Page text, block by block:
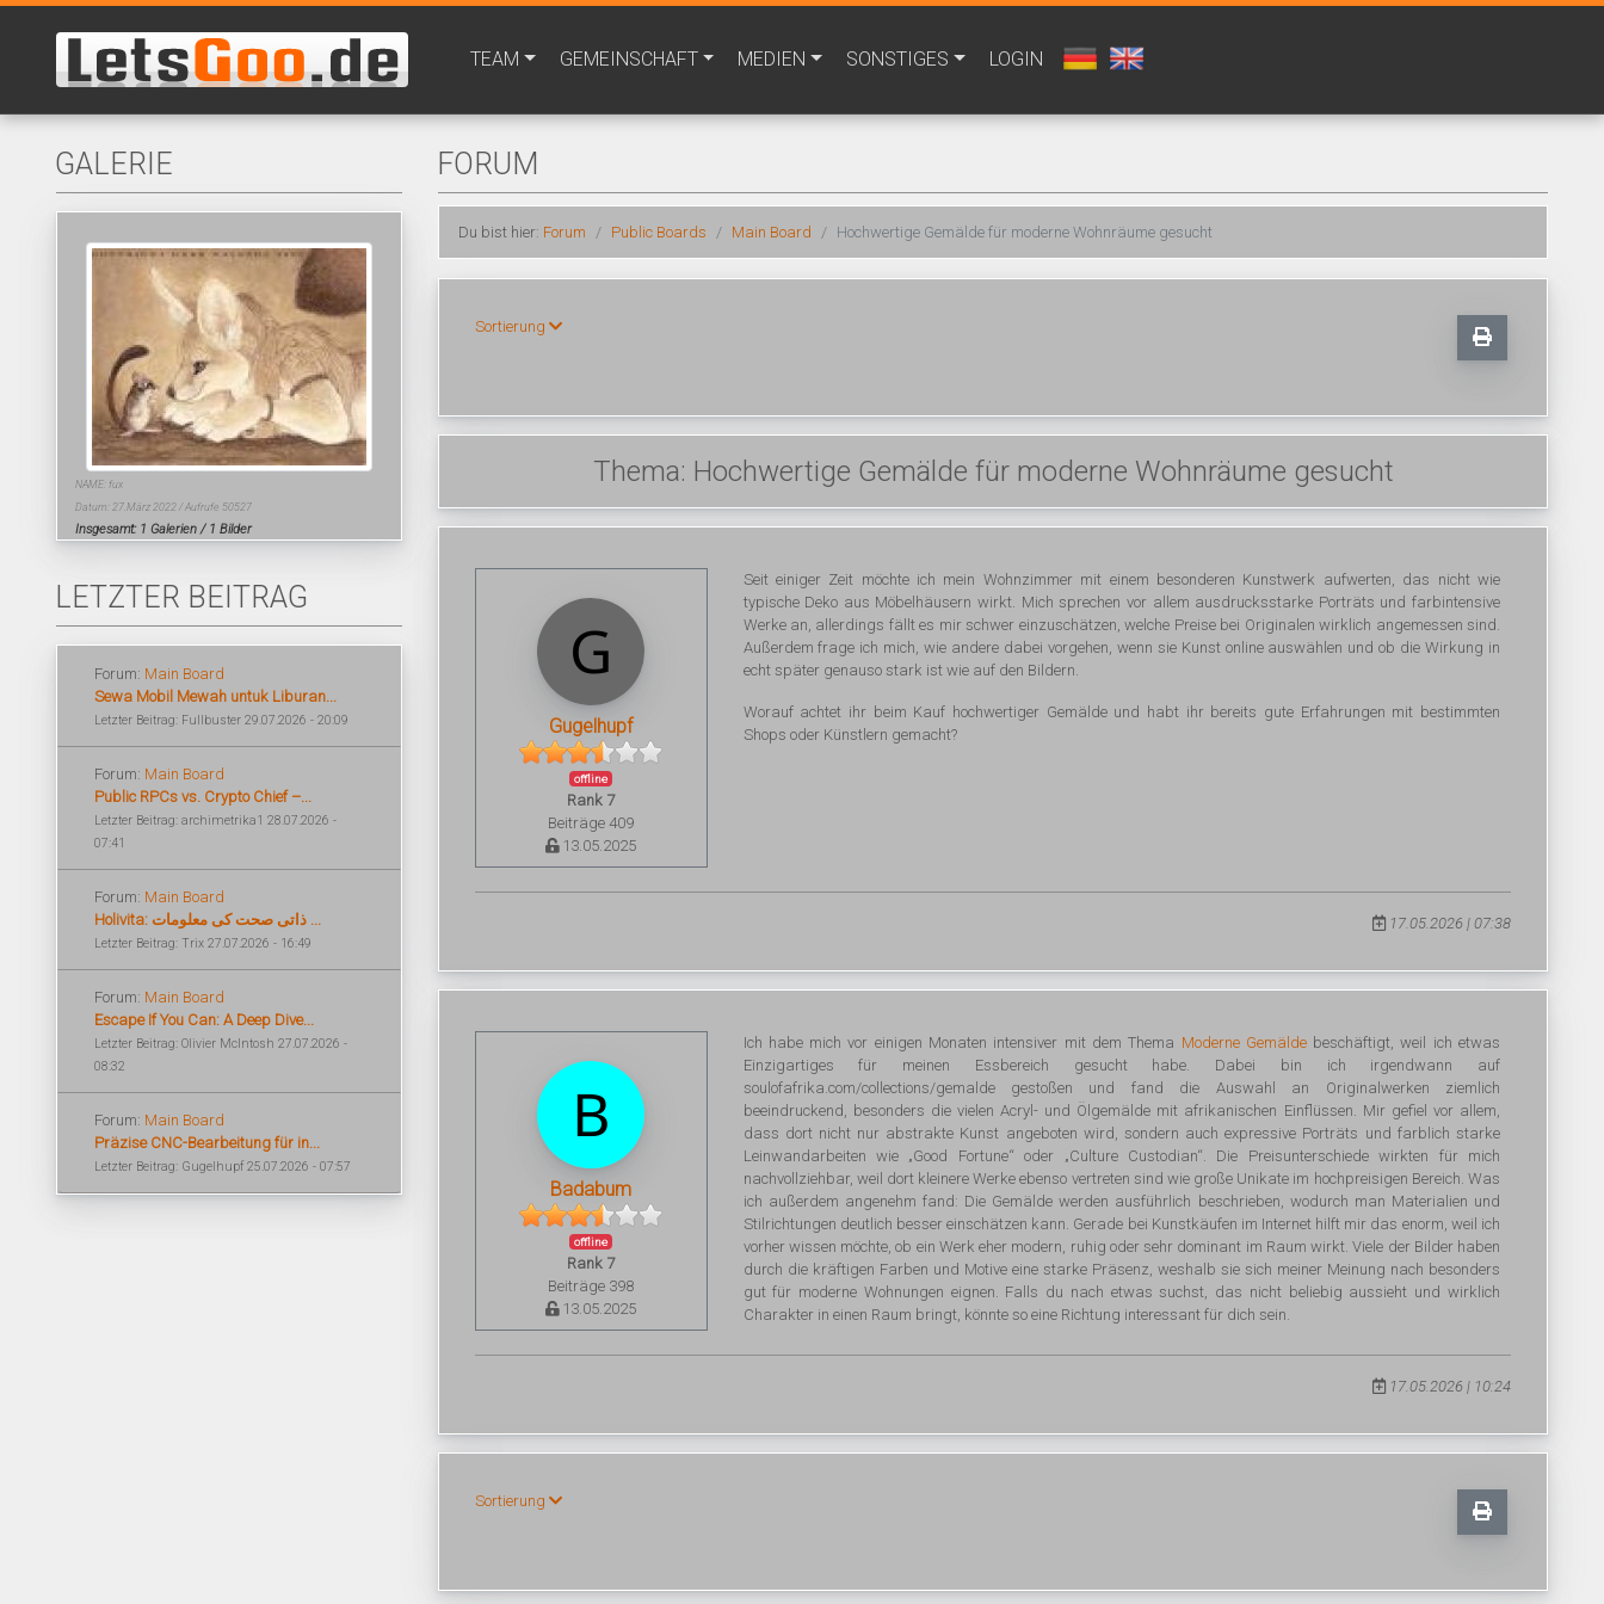
TEAM GEMEINSCHAFT MEDIEN SONSTIGES LOGIN
GALERIE
NAME: fux
Datum: 27.März 2022 / Aufrufe 50527
Insgesamt: 1 Galerien / 1 Bilder
LETZTER BEITRAG
Forum: Main Board
Sewa Mobil Mewah untuk Liburan...
Letzter Beitrag: Fullbuster 29.07.2026 - 20:09
Forum: Main Board
Public RPCs vs. Crypto Chief –...
Letzter Beitrag: archimetrika1 28.07.2026 -
07:41
Forum: Main Board
Holivita: ذاتی صحت کی معلومات ...
Letzter Beitrag: Trix 27.07.2026 - 16:49
Forum: Main Board
Escape If You Can: A Deep Dive...
Letzter Beitrag: Olivier McIntosh 27.07.2026 -
08:32
Forum: Main Board
Präzise CNC-Bearbeitung für in...
Letzter Beitrag: Gugelhupf 25.07.2026 - 07:57
FORUM
Du bist hier: Forum Public Boards Main Board Hochwertige Gemälde für moderne Wohnräume gesucht
Sortierung
Thema: Hochwertige Gemälde für moderne Wohnräume gesucht
Gugelhupf
offline
Rank 7
Beiträge 409
13.05.2025
Seit einiger Zeit möchte ich mein Wohnzimmer mit einem besonderen Kunstwerk aufwerten, das nicht wie
typische Deko aus Möbelhäusern wirkt. Mich sprechen vor allem ausdrucksstarke Porträts und farbintensive
Werke an, allerdings fällt es mir schwer einzuschätzen, welche Preise bei Originalen wirklich angemessen sind.
Außerdem frage ich mich, wie andere dabei vorgehen, wenn sie Kunst online auswählen und ob die Wirkung in
echt später genauso stark ist wie auf den Bildern.
Worauf achtet ihr beim Kauf hochwertiger Gemälde und habt ihr bereits gute Erfahrungen mit bestimmten
Shops oder Künstlern gemacht?
17.05.2026 | 07:38
Badabum
offline
Rank 7
Beiträge 398
13.05.2025
Ich habe mich vor einigen Monaten intensiver mit dem Thema Moderne Gemäldebeschäftigt, weil ich etwas
Einzigartiges für meinen Essbereich gesucht habe. Dabei bin ich irgendwann auf
soulofafrika.com/collections/gemalde gestoßen und fand die Auswahl an Originalwerken ziemlich
beeindruckend, besonders die vielen Acryl- und Ölgemälde mit afrikanischen Einflüssen. Mir gefiel vor allem,
dass dort nicht nur abstrakte Kunst angeboten wird, sondern auch expressive Porträts und farblich starke
Leinwandarbeiten wie „Good Fortune“ oder „Culture Custodian“. Die Preisunterschiede wirkten für mich
nachvollziehbar, weil dort kleinere Werke ebenso vertreten sind wie große Unikate im hochpreisigen Bereich. Was
ich außerdem angenehm fand: Die Gemälde werden ausführlich beschrieben, wodurch man Materialien und
Stilrichtungen deutlich besser einschätzen kann. Gerade bei Kunstkäufen im Internet hilft mir das enorm, weil ich
vorher wissen möchte, ob ein Werk eher modern, ruhig oder sehr dominant im Raum wirkt. Viele der Bilder haben
durch die kräftigen Farben und Motive eine starke Präsenz, weshalb sie sich meiner Meinung nach besonders
gut für moderne Wohnungen eignen. Falls du nach etwas suchst, das nicht beliebig aussieht und wirklich
Charakter in einen Raum bringt, könnte so eine Richtung interessant für dich sein.
17.05.2026 | 10:24
Sortierung